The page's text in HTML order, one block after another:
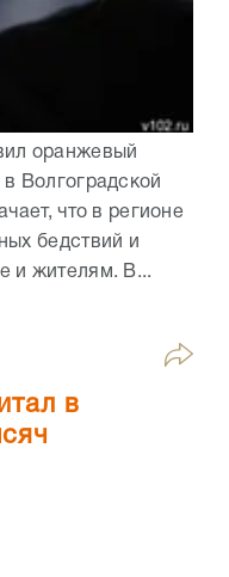
оранжевый
Волгоградской
что в регионе
бедствий и
и жителям. В...
в